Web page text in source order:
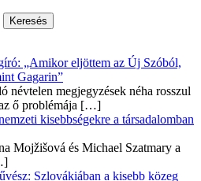
„Amikor eljöttem az Új Szóból,
Gagarin”
névtelen megjegyzések néha rosszul
ő problémája […]
kisebbségekre a társadalomban
Mojžišová és Michael Szatmary a
Szlovákiában a kisebb közeg